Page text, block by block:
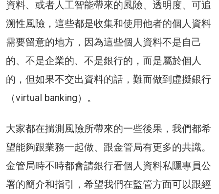
資料、或者人工智能帶來的風險、透明度、可追
溯性風險，這些都是收集和使用他者的個人資料
需要留意的地方，因為這些個人資料不是自己
的、不是企業的、不是銀行的，而是屬於個人
的，但如果不交出資料的話，難而做到虛擬銀行
（virtual banking）。
大家都在揣測風險所帶來的一些後果，我們都希
望能夠跟業務一起做、跟金管局有更多的共識。
金管局時不時都會請銀行看個人資料私隱專員公
署的簡介和指引，希望我們在監管方面可以跟經